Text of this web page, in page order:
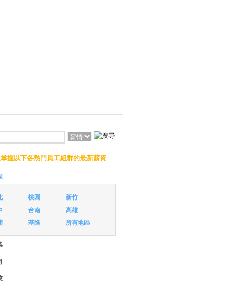
握以下各熱門員工組群的最新薪資
桃園
新竹
台南
高雄
基隆 所有地區